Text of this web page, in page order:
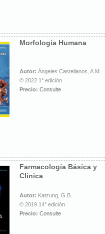
Morfología Humana
Autor: Ángeles Castellanos, A.M.
© 2022 1° edición
Precio: Consulte
Farmacología Básica y
Clínica
Autor: Katzung, G.B.
© 2019 14° edición
Precio: Consulte